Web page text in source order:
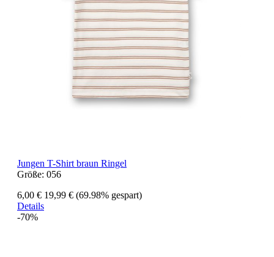
Jungen T-Shirt braun Ringel
Größe: 056
6,00 € 19,99 € (69.98% gespart)
Details
-70%